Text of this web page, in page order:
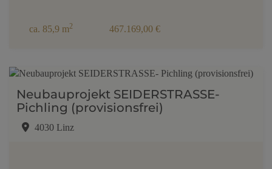
ca. 85,9 m2 467.169,00 €
Neubauprojekt SEIDERSTRASSE-
Pichling (provisionsfrei)
4030 Linz